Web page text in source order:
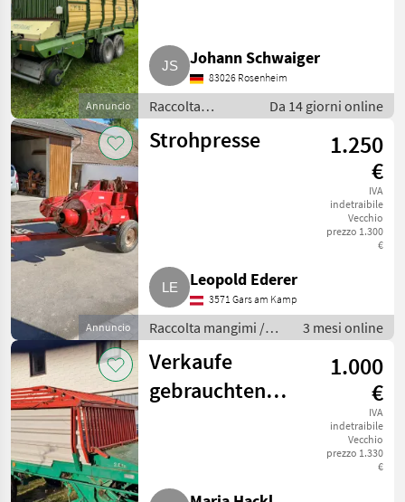
Annuncio
Johann Schwaiger
83026 Rosenheim
Raccolta
mangimi /
Autocaricanti
Da 14 giorni online
Annuncio
Strohpresse
1.250
€
IVA
indetraibile
Vecchio
prezzo 1.300
€
Leopold Ederer
3571 Gars am Kamp
Raccolta mangimi /
Presse media densità
3 mesi online
Verkaufe
gebrauchten
1.000
€
IVA
indetraibile
Vecchio
prezzo 1.330
€